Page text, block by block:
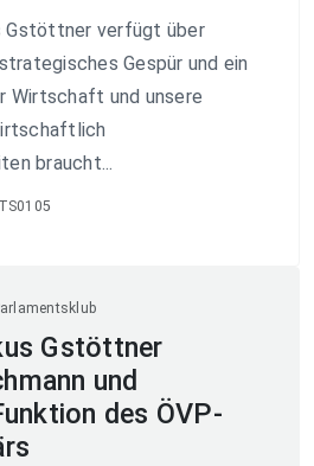
Gstöttner verfügt über
Gespür und ein
Wirtschaft und unsere
braucht...
Gstöttner
und
des ÖVP-